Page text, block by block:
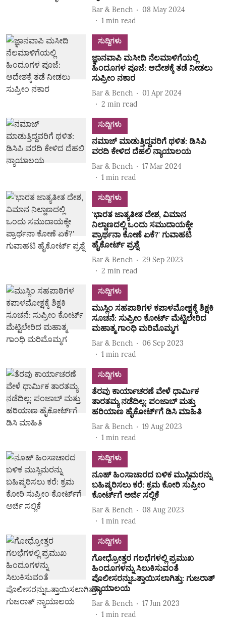
Bar & Bench
08 May 2024
1 min read
ಸುದ್ದಿಗಳು
ಜ್ಞಾನವಾಪಿ ಮಸೀದಿ ನೆಲಮಾಳಿಗೆಯಲ್ಲಿ
ಹಿಂದೂಗಳ ಪೂಜೆ: ಆದೇಶಕ್ಕೆ ತಡೆ ನೀಡಲು
ಸುಪ್ರೀಂ ನಕಾರ
Bar & Bench
01 Apr 2024
2 min read
ಸುದ್ದಿಗಳು
ನಮಾಜ್ ಮಾಡುತ್ತಿದ್ದವರಿಗೆ ಥಳಿತ: ಡಿಸಿಪಿ
ವರದಿ ಕೇಳಿದ ದೆಹಲಿ ನ್ಯಾಯಾಲಯ
Bar & Bench
17 Mar 2024
1 min read
ಸುದ್ದಿಗಳು
'ಭಾರತ ಜಾತ್ಯತೀತ ದೇಶ, ವಿಮಾನ
ನಿಲ್ದಾಣದಲ್ಲಿ ಒಂದು ಸಮುದಾಯಕ್ಕೇ
ಪ್ರಾರ್ಥನಾ ಕೋಣೆ ಏಕೆ?' ಗುವಾಹಟಿ
ಹೈಕೋರ್ಟ್ ಪ್ರಶ್ನೆ
Bar & Bench
29 Sep 2023
2 min read
ಸುದ್ದಿಗಳು
ಮುಸ್ಲಿಂ ಸಹಪಾಠಿಗಳ ಕಪಾಳಮೋಕ್ಷಕ್ಕೆ ಶಿಕ್ಷಕಿ
ಸೂಚನೆ: ಸುಪ್ರೀಂ ಕೋರ್ಟ್‌ ಮೆಟ್ಟಿಲೇರಿದ
ಮಹಾತ್ಮ ಗಾಂಧಿ ಮರಿಮೊಮ್ಮಗ
Bar & Bench
06 Sep 2023
1 min read
ಸುದ್ದಿಗಳು
ತೆರವು ಕಾರ್ಯಾಚರಣೆ ವೇಳೆ ಧಾರ್ಮಿಕ
ತಾರತಮ್ಯ ನಡೆದಿಲ್ಲ: ಪಂಜಾಬ್ ಮತ್ತು
ಹರಿಯಾಣ ಹೈಕೋರ್ಟ್‌ಗೆ ಡಿಸಿ ಮಾಹಿತಿ
Bar & Bench
19 Aug 2023
1 min read
ಸುದ್ದಿಗಳು
ನೂಹ್ ಹಿಂಸಾಚಾರದ ಬಳಿಕ ಮುಸ್ಲಿಮರನ್ನು
ಬಹಿಷ್ಕರಿಸಲು ಕರೆ: ಕ್ರಮ ಕೋರಿ ಸುಪ್ರೀಂ
ಕೋರ್ಟ್‌ಗೆ ಅರ್ಜಿ ಸಲ್ಲಿಕೆ
Bar & Bench
08 Aug 2023
1 min read
ಸುದ್ದಿಗಳು
ಗೋಧ್ರೋತ್ತರ ಗಲಭೆಗಳಲ್ಲಿ ಪ್ರಮುಖ
ಹಿಂದೂಗಳನ್ನು ಸಿಲುಕಿಸುವಂತೆ
ಪೊಲೀಸರನ್ನುಒತ್ತಾಯಿಸಲಾಗಿತ್ತು: ಗುಜರಾತ್
ನ್ಯಾಯಾಲಯ
Bar & Bench
17 Jun 2023
1 min read